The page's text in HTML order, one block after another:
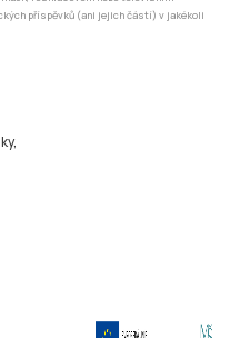
příspěvků (ani jejich částí) v jakékoli